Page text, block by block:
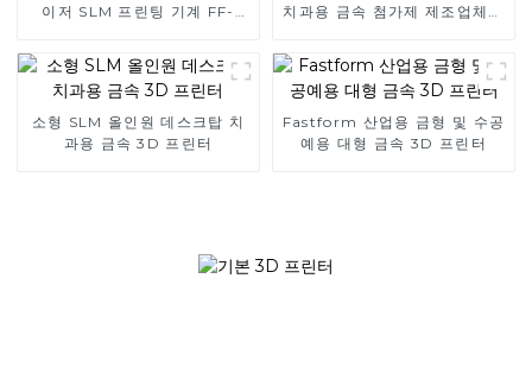
이저 SLM 프린팅 기계 FF-
치과용 금속 첨가제 제조업체를
소형 SLM 올인원 데스크탑 치
과용 금속 3D 프린터
Fastform 산업용 금형 및 수공
예용 대형 금속 3D 프린터